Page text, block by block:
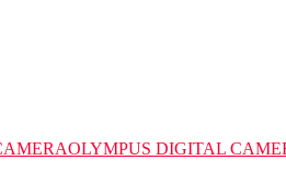
OLYMPUS DIGITAL